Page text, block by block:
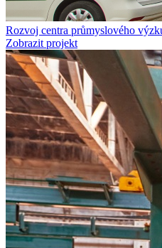
Rozvoj centra průmyslového
Zobrazit projekt